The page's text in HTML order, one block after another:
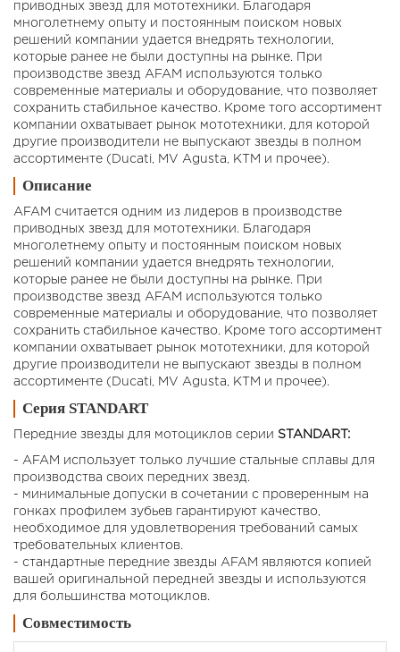
приводных звезд для мототехники. Благодаря
многолетнему опыту и постоянным поиском новых
решений компании удается внедрять технологии,
которые ранее не были доступны на рынке. При
производстве звезд AFAM используются только
современные материалы и оборудование, что позволяет
сохранить стабильное качество. Кроме того ассортимент
компании охватывает рынок мототехники, для которой
другие производители не выпускают звезды в полном
ассортименте (Ducati, MV Agusta, KTM и прочее).
Описание
AFAM считается одним из лидеров в производстве
приводных звезд для мототехники. Благодаря
многолетнему опыту и постоянным поиском новых
решений компании удается внедрять технологии,
которые ранее не были доступны на рынке. При
производстве звезд AFAM используются только
современные материалы и оборудование, что позволяет
сохранить стабильное качество. Кроме того ассортимент
компании охватывает рынок мототехники, для которой
другие производители не выпускают звезды в полном
ассортименте (Ducati, MV Agusta, KTM и прочее).
Серия STANDART
Передние звезды для мотоциклов cерии STANDART:
- AFAM использует только лучшие стальные сплавы для
производства своих передних звезд.
- минимальные допуски в сочетании с проверенным на
гонках профилем зубьев гарантируют качество,
необходимое для удовлетворения требований самых
требовательных клиентов.
- стандартные передние звезды AFAM являются копией
вашей оригинальной передней звезды и используются
для большинства мотоциклов.
Совместимость